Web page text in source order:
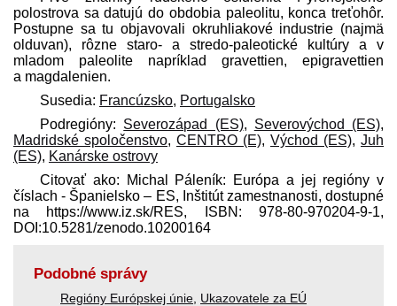
polostrova sa datujú do obdobia paleolitu, konca treťohôr.
Postupne sa tu objavovali okruhliakové industrie (najmä
olduvan), rôzne staro- a stredo-paleotické kultúry a v
mladom paleolite napríklad gravettien, epigravettien
a magdalenien.
Susedia: Francúzsko, Portugalsko
Podregióny: Severozápad (ES), Severovýchod (ES),
Madridské spoločenstvo, CENTRO (E), Východ (ES), Juh
(ES), Kanárske ostrovy
Citovať ako: Michal Páleník: Európa a jej regióny v
číslach - Španielsko – ES, Inštitút zamestnanosti, dostupné
na https://www.iz.sk/​RES, ISBN: 978-80-970204-9-1,
DOI:10.5281/zenodo.10200164
Podobné správy
Regióny Európskej únie Ukazovatele za EÚ